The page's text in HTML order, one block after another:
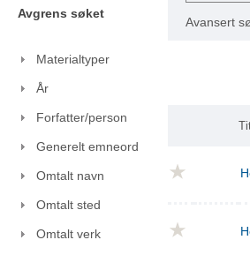
Avgrens søket
Materialtyper
År
Forfatter/person
Generelt emneord
Omtalt navn
Omtalt sted
Omtalt verk
Avansert